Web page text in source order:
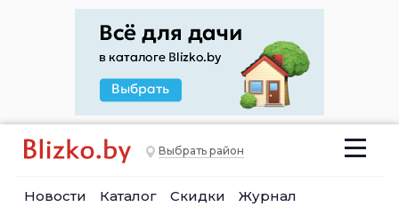
Выбрать район
Новости Каталог Скидки Журнал